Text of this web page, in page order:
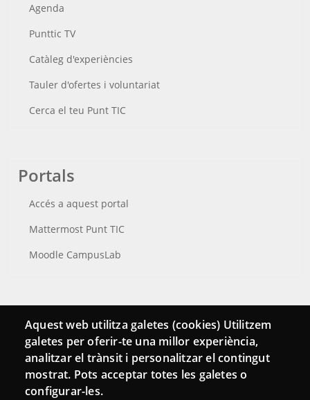
Agenda
Punttic TV
Catàleg d'experiències
Tauler d'ofertes i voluntariat
Cerca el teu Punt TIC
Portals
Accés a aquest portal
Mattermost Punt TIC
Moodle CampusLab
Connecta
Bustia de contacte
Butlletins
Aquest web utilitza galetes (cookies) Utilitzem
galetes per oferir-te una millor experiència,
analitzar el trànsit i personalitzar el contingut
mostrat. Pots acceptar totes les galetes o
configurar-les.